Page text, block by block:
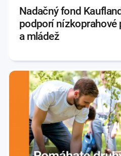
Nadačný fond
podporí nízkoprahové
a mládež